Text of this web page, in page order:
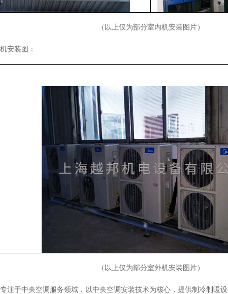
（以上仅为部分室内机安装图片）
安装图：
（以上仅为部分室外机安装图片）
注于中央空调服务领域，以中央空调安装技术为核心，提供制冷制暖